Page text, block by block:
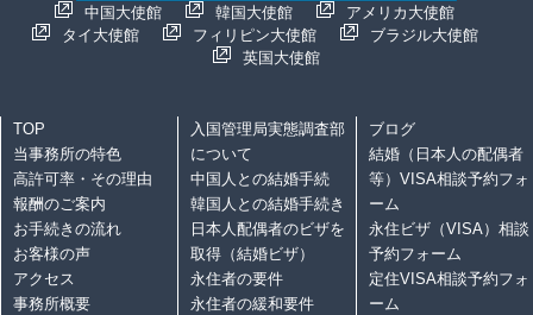
中国大使館 韓国大使館
アメリカ大使館
タイ大使館
フィリピン大使館
ブラジル大使館
英国大使館
TOP
当事務所の特色
高許可率・その理由
報酬のご案内
お手続きの流れ
お客様の声
アクセス
事務所概要
入国管理局実態調査部
について
中国人との結婚手続
韓国人との結婚手続き
日本人配偶者のビザを
取得（結婚ビザ）
永住者の要件
永住者の緩和要件
ブログ
結婚（日本人の配偶者
等）VISA相談予約フォ
ーム
永住ビザ（VISA）相談
予約フォーム
定住VISA相談予約フォ
ーム